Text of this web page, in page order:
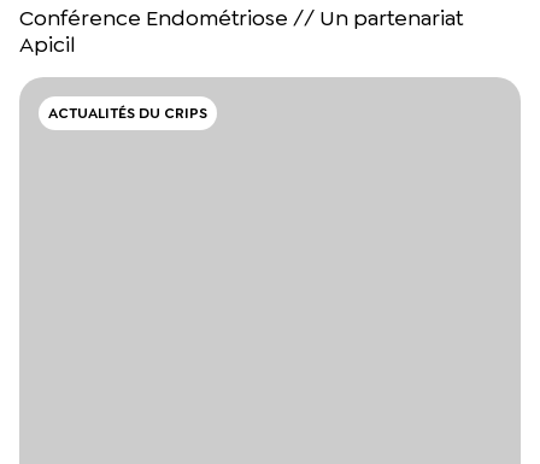
Conférence Endométriose // Un partenariat
Apicil
ACTUALITÉS DU CRIPS